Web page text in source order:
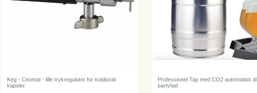
Keg - Ceomat - lille trykregulator for kuldioxid
kapsler
Professionel Tap med CO2 automatisk
partyfad